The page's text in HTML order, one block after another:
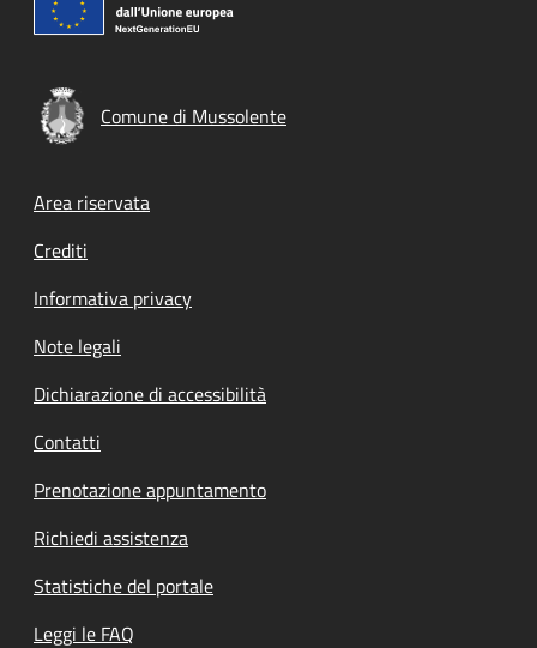
Comune di Mussolente
Footer menu
Area riservata
Crediti
Informativa privacy
Note legali
Dichiarazione di accessibilità
Contatti
Prenotazione appuntamento
Richiedi assistenza
Statistiche del portale
Leggi le FAQ